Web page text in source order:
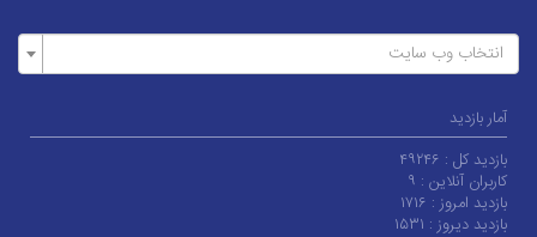
انتخاب وب سایت
آمار بازدید
بازدید کل : ۴۹۲۴۶
کاربران آنلاین : ۹
بازدید امروز : ۱۷۱۶
بازدید دیروز : ۱۵۳۱